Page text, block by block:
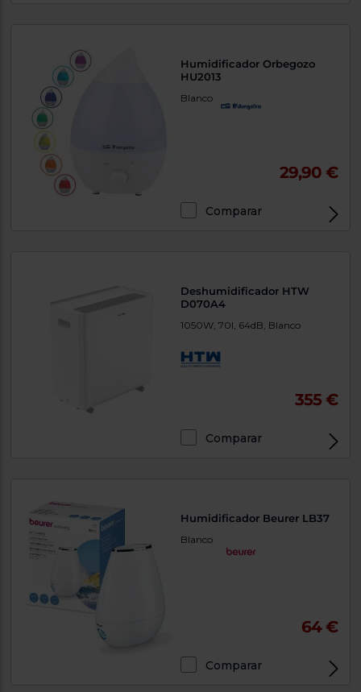
Humidificador Orbegozo
HU2013
Blanco
29,90 €
Comparar
Deshumidificador HTW
D070A4
1050W, 70l, 64dB, Blanco
355 €
Comparar
Humidificador Beurer LB37
Blanco
64 €
Comparar